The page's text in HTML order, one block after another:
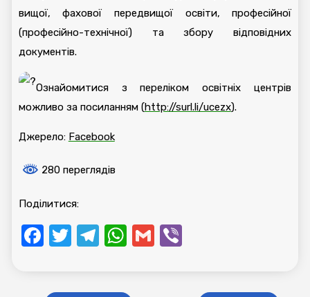
вищої, фахової передвищої освіти, професійної
(професійно-технічної) та збору відповідних
документів.
Ознайомитися з переліком освітніх центрів
можливо за посиланням (http://surl.li/ucezx).
Джерело: Facebook
280 переглядів
Поділитися:
Facebook
Twitter
Telegram
WhatsApp
Gmail